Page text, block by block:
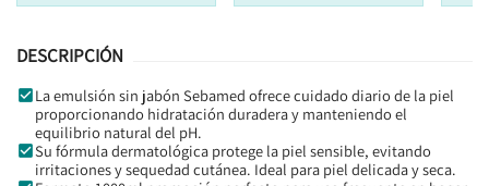
DESCRIPCIÓN
La emulsión sin jabón Sebamed ofrece cuidado diario de la piel
proporcionando hidratación duradera y manteniendo el
equilibrio natural del pH.
Su fórmula dermatológica protege la piel sensible, evitando
irritaciones y sequedad cutánea. Ideal para piel delicada y seca.